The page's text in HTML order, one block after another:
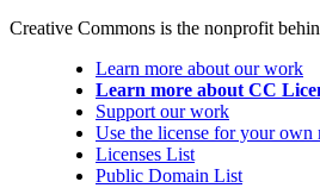
Creative Commons is the nonprofit
Learn more about our work
Learn more about CC
Support our work
Use the license for your own
Licenses List
Public Domain List